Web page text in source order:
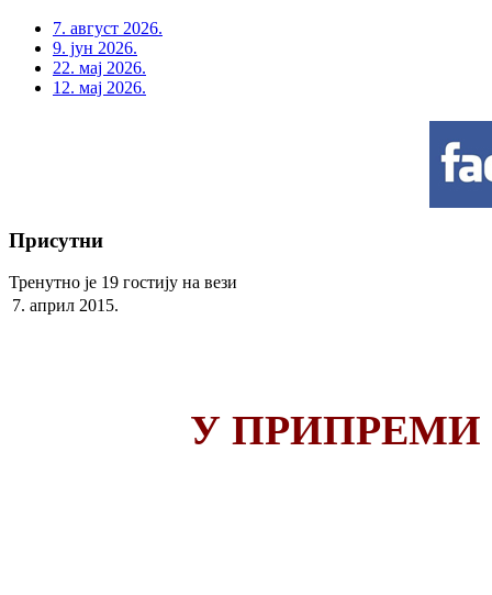
7. август 2026.
9. јун 2026.
22. мај 2026.
12. мај 2026.
Присутни
Тренутно је 19 гостију на вези
7. април 2015.
У ПРИПРЕМИ